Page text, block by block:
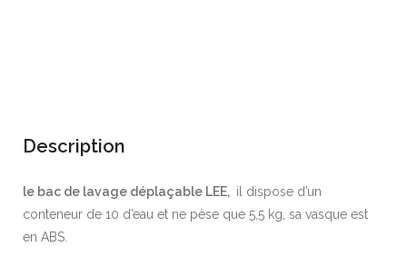
Description
le bac de lavage déplaçable LEE, il dispose d’un
conteneur de 10 d’eau et ne pèse que 5,5 kg, sa vasque est
en ABS.